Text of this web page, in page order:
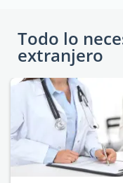
Todo lo
extranjero